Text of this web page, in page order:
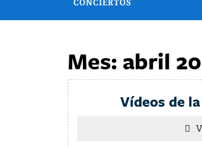
CONCIERTOS
Mes: abril
Vídeos de